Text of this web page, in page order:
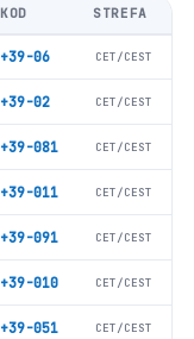
KOD STREFA
+39-06 CET/CEST
+39-02 CET/CEST
+39-081 CET/CEST
+39-011 CET/CEST
+39-091 CET/CEST
+39-010 CET/CEST
+39-051 CET/CEST